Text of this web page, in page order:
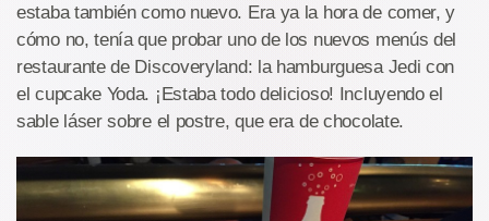
estaba también como nuevo. Era ya la hora de comer, y
cómo no, tenía que probar uno de los nuevos menús del
restaurante de Discoveryland: la hamburguesa Jedi con
el cupcake Yoda. ¡Estaba todo delicioso! Incluyendo el
sable láser sobre el postre, que era de chocolate.